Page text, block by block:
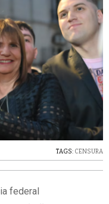
TAGS: CENSURA
federal